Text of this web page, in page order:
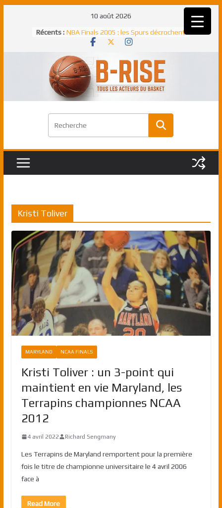
10 août 2026
Récents : NBA Finals 2005 : les Spurs décrochent
un troisième titre NBA, la rude bataille
NBA Finals 2021 : les Bucks et Giannis
Antetokounmpo triomphent, le Greek
Freek élu MVP
Shai Gilgeous-Alexander : son premier
match à plus de 40 points en NBA, le
Pau Gasol dans l’histoire en 2002 :
premier européen sacré Rookie de
Rudy Gobert, deuxième Français élu
Kristi Toliver
MARYLAND NCAA FINALS
Kristi Toliver : un 3-point qui
maintient en vie Maryland, les
Terrapins championnes NCAA
2012
4 avril 2022 Richard Sengmany
Les Terrapins de Maryland remportent pour la première
fois le titre de championne universitaire le 4 avril 2006
face à
Read More